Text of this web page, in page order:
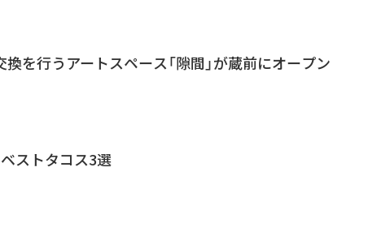
換を行うアートスペース「隙間」が蔵前にオープン
ベストタコス3選